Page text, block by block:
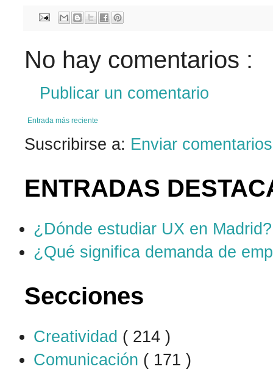
No hay comentarios :
Publicar un comentario
Entrada más reciente
Suscribirse a: Enviar
ENTRADAS
¿Dónde estudiar UX en Madrid?
¿Qué significa demanda de
Secciones
Creatividad ( 214 )
Comunicación ( 171 )